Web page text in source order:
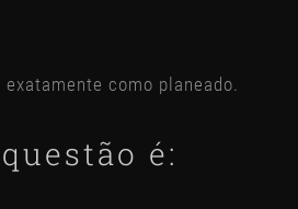
como planeado.
é: